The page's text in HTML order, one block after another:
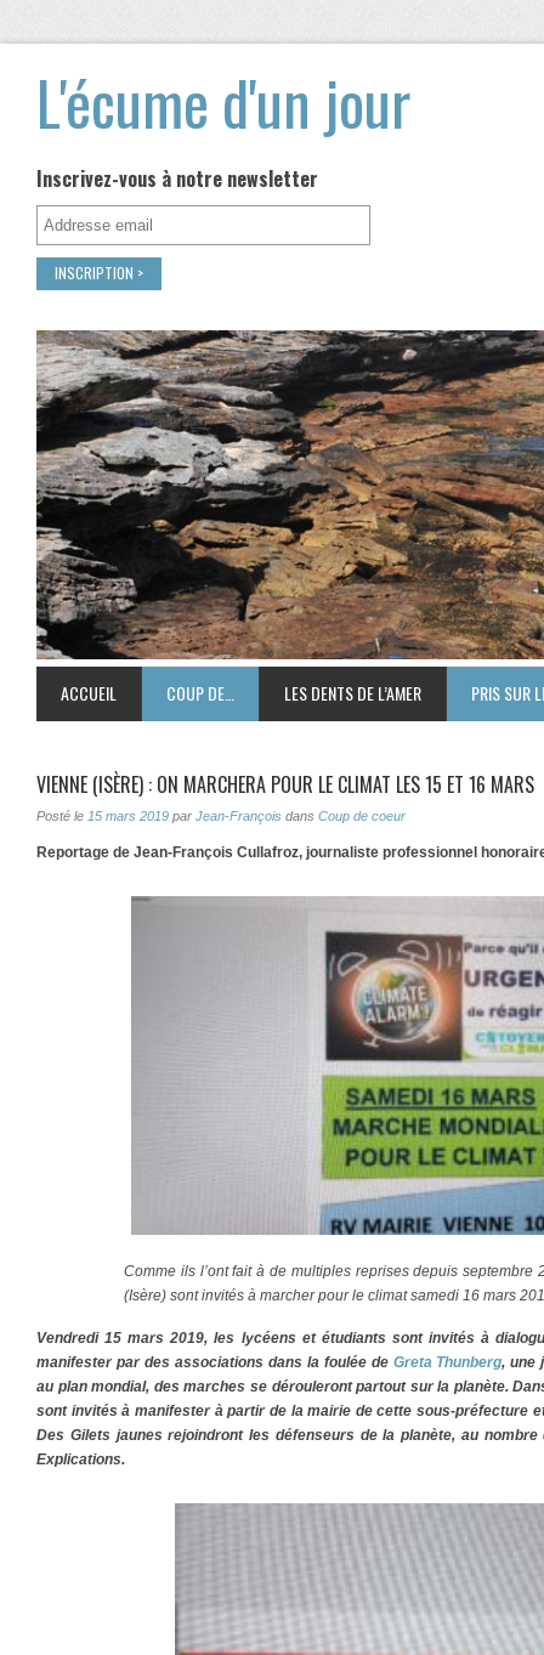
L'écume d'un jour
Inscrivez-vous à notre newsletter
ACCUEIL COUP DE… LES DENTS DE L’AMER PRIS SUR
VIENNE (ISÈRE) : ON MARCHERA POUR LE CLIMAT LES 15 ET 16 MARS
Posté le 15 mars 2019 par Jean-François dans Coup de coeur
Reportage de Jean-François Cullafroz, journaliste professionnel
Comme ils l’ont fait à de multiples reprises depuis septembre
(Isère) sont invités à marcher pour le climat samedi 16 mars
Vendredi 15 mars 2019, les lycéens et étudiants sont invités à
manifester par des associations dans la foulée de Greta Thunberg, une
au plan mondial, des marches se dérouleront partout sur la planète.
sont invités à manifester à partir de la mairie de cette sous-préfecture
Des Gilets jaunes rejoindront les défenseurs de la planète, au
Explications.